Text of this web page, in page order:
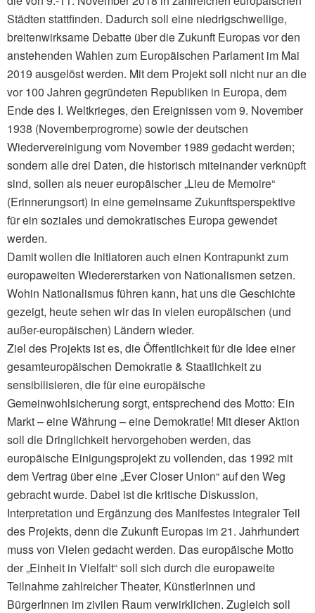
Städten stattfinden. Dadurch soll eine niedrigschwellige,
breitenwirksame Debatte über die Zukunft Europas vor den
anstehenden Wahlen zum Europäischen Parlament im Mai
2019 ausgelöst werden. Mit dem Projekt soll nicht nur an die
vor 100 Jahren gegründeten Republiken in Europa, dem
Ende des I. Weltkrieges, den Ereignissen vom 9. November
1938 (Novemberprogrome) sowie der deutschen
Wiedervereinigung vom November 1989 gedacht werden;
sondern alle drei Daten, die historisch miteinander verknüpft
sind, sollen als neuer europäischer „Lieu de Memoire“
(Erinnerungsort) in eine gemeinsame Zukunftsperspektive
für ein soziales und demokratisches Europa gewendet
werden.
Damit wollen die Initiatoren auch einen Kontrapunkt zum
europaweiten Wiedererstarken von Nationalismen setzen.
Wohin Nationalismus führen kann, hat uns die Geschichte
gezeigt, heute sehen wir das in vielen europäischen (und
außer-europäischen) Ländern wieder.
Ziel des Projekts ist es, die Öffentlichkeit für die Idee einer
gesamteuropäischen Demokratie & Staatlichkeit zu
sensibilisieren, die für eine europäische
Gemeinwohlsicherung sorgt, entsprechend des Motto: Ein
Markt – eine Währung – eine Demokratie! Mit dieser Aktion
soll die Dringlichkeit hervorgehoben werden, das
europäische Einigungsprojekt zu vollenden, das 1992 mit
dem Vertrag über eine „Ever Closer Union“ auf den Weg
gebracht wurde. Dabei ist die kritische Diskussion,
Interpretation und Ergänzung des Manifestes integraler Teil
des Projekts, denn die Zukunft Europas im 21. Jahrhundert
muss von Vielen gedacht werden. Das europäische Motto
der „Einheit in Vielfalt“ soll sich durch die europaweite
Teilnahme zahlreicher Theater, KünstlerInnen und
BürgerInnen im zivilen Raum verwirklichen. Zugleich soll